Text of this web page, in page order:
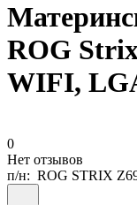
ROG
WIFI,
0
Нет отзывов
п/н: ROG STRIX